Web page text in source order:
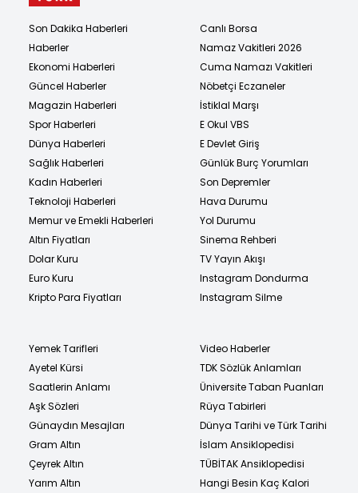
Son Dakika Haberleri
Haberler
Ekonomi Haberleri
Güncel Haberler
Magazin Haberleri
Spor Haberleri
Dünya Haberleri
Sağlık Haberleri
Kadın Haberleri
Teknoloji Haberleri
Memur ve Emekli Haberleri
Altın Fiyatları
Dolar Kuru
Euro Kuru
Kripto Para Fiyatları
Canlı Borsa
Namaz Vakitleri 2026
Cuma Namazı Vakitleri
Nöbetçi Eczaneler
İstiklal Marşı
E Okul VBS
E Devlet Giriş
Günlük Burç Yorumları
Son Depremler
Hava Durumu
Yol Durumu
Sinema Rehberi
TV Yayın Akışı
Instagram Dondurma
Instagram Silme
Yemek Tarifleri
Ayetel Kürsi
Saatlerin Anlamı
Aşk Sözleri
Günaydın Mesajları
Gram Altın
Çeyrek Altın
Yarım Altın
Video Haberler
TDK Sözlük Anlamları
Üniversite Taban Puanları
Rüya Tabirleri
Dünya Tarihi ve Türk Tarihi
İslam Ansiklopedisi
TÜBİTAK Ansiklopedisi
Hangi Besin Kaç Kalori